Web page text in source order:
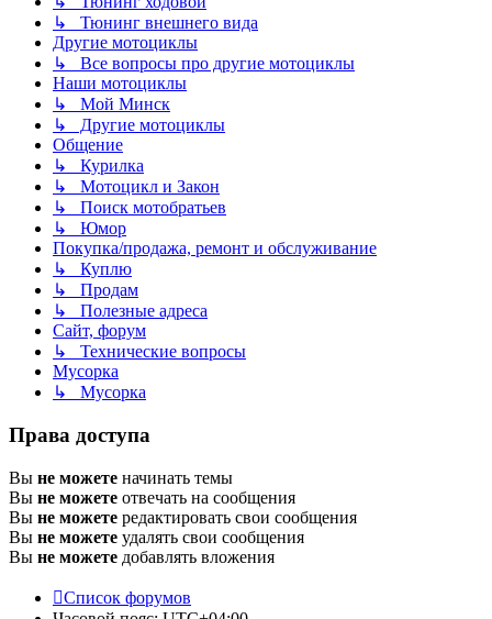
↳ Тюнинг внешнего вида
Другие мотоциклы
↳ Все вопросы про другие мотоциклы
Наши мотоциклы
↳ Мой Минск
↳ Другие мотоциклы
Общение
↳ Курилка
↳ Мотоцикл и Закон
↳ Поиск мотобратьев
↳ Юмор
Покупка/продажа, ремонт и обслуживание
↳ Куплю
↳ Продам
↳ Полезные адреса
Сайт, форум
↳ Технические вопросы
Мусорка
↳ Мусорка
Права доступа
Вы не можете начинать темы
Вы не можете отвечать на сообщения
Вы не можете редактировать свои сообщения
Вы не можете удалять свои сообщения
Вы не можете добавлять вложения
Список форумов